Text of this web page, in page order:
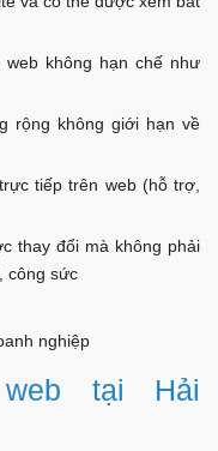
không hạn chế như
rộng không giới hạn về
tiếp trên web (hỗ trợ,
thay đổi mà không phải
công sức
nghiệp
tại Hải